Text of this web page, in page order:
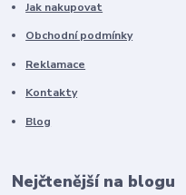
Jak nakupovat
Obchodní podmínky
Reklamace
Kontakty
Blog
Nejčtenější na blogu